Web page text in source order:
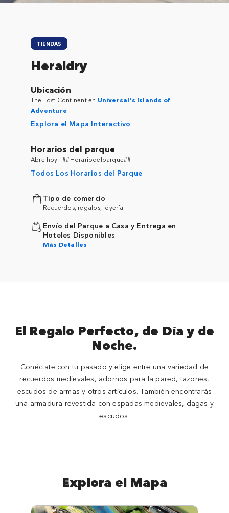
TIENDAS
Heraldry
Ubicación
The Lost Continent en Universal's Islands of
Adventure
Explora el Mapa Interactivo
Horarios del parque
Abre hoy | ##Horariodelparque##
Todos Los Horarios del Parque
Tipo de comercio
Recuerdos, regalos, joyería
Envío del Parque a Casa y Entrega en
Hoteles Disponibles
Más Detalles
El Regalo Perfecto, de Día y de
Noche.
Conéctate con tu pasado y elige entre una variedad de
recuerdos medievales, adornos para la pared, tazones,
escudos de armas y otros artículos. También encontrarás
una armadura revestida con espadas medievales, dagas y
escudos.
Explora el Mapa